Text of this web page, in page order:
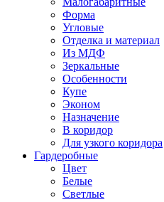
Форма
Угловые
Отделка и материал
Из МДФ
Зеркальные
Особенности
Купе
Эконом
Назначение
В коридор
Для узкого коридора
Гардеробные
Цвет
Белые
Светлые